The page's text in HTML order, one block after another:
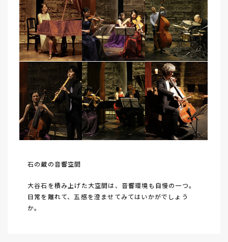
石の蔵の音響空間
大谷石を積み上げた大空間は、音響環境も自慢の一つ。
日常を離れて、五感を澄ませてみてはいかがでしょう
か。